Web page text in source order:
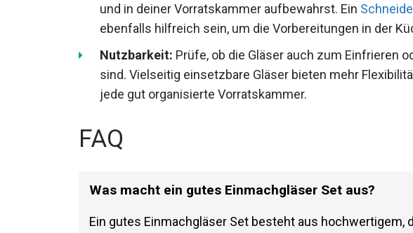
und in deiner Vorratskammer aufbewahrst. Ein
ebenfalls hilfreich sein, um die Vorbereitungen in der
Nutzbarkeit: Prüfe, ob die Gläser auch zum Einfrieren
sind. Vielseitig einsetzbare Gläser bieten mehr
jede gut organisierte Vorratskammer.
FAQ
Was macht ein gutes Einmachgläser Set aus?
Ein gutes Einmachgläser Set besteht aus hochwertigem,